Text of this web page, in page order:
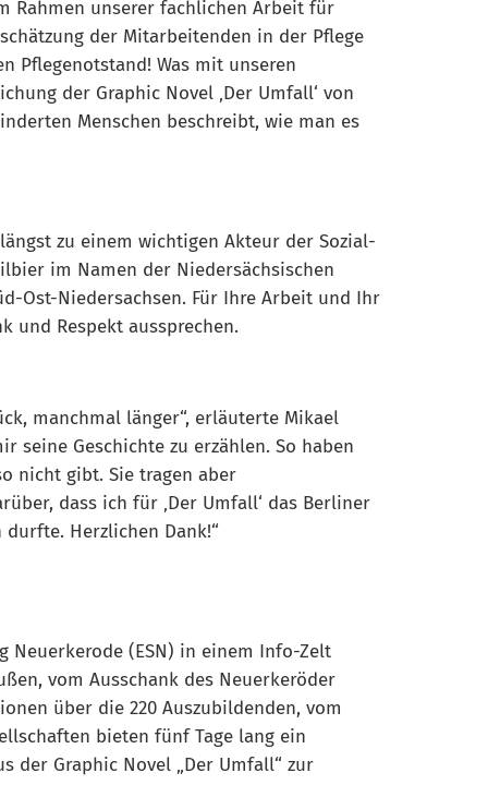
Rahmen unserer fachlichen Arbeit für
der Mitarbeitenden in der Pflege
Pflegenotstand! Was mit unseren
der Graphic Novel ‚Der Umfall‘ von
Menschen beschreibt, wie man es
zu einem wichtigen Akteur der Sozial-
im Namen der Niedersächsischen
Ost-Niedersachsen. Für Ihre Arbeit und Ihr
und Respekt aussprechen.
manchmal länger“, erläuterte Mikael
seine Geschichte zu erzählen. So haben
nicht gibt. Sie tragen aber
dass ich für ‚Der Umfall‘ das Berliner
Herzlichen Dank!“
Neuerkerode (ESN) in einem Info-Zelt
vom Ausschank des Neuerkeröder
über die 220 Auszubildenden, vom
bieten fünf Tage lang ein
der Graphic Novel „Der Umfall“ zur